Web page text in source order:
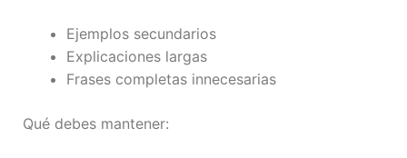
Ejemplos secundarios
Explicaciones largas
Frases completas innecesarias
Qué debes mantener: